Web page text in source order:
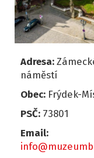
Adresa:
náměstí
Obec: Frýdek-
PSČ: 73801
Email: